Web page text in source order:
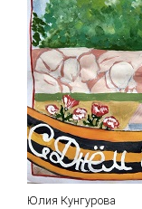
Юлия Кунгурова